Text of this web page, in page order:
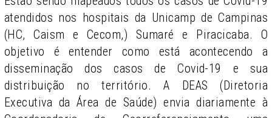
atendidos nos hospitais da Unicamp de Campinas
(HC, Caism e Cecom,) Sumaré e Piracicaba. O
objetivo é entender como está acontecendo a
disseminação dos casos de Covid-19 e sua
distribuição no território. A DEAS (Diretoria
Executiva da Área de Saúde) envia diariamente à